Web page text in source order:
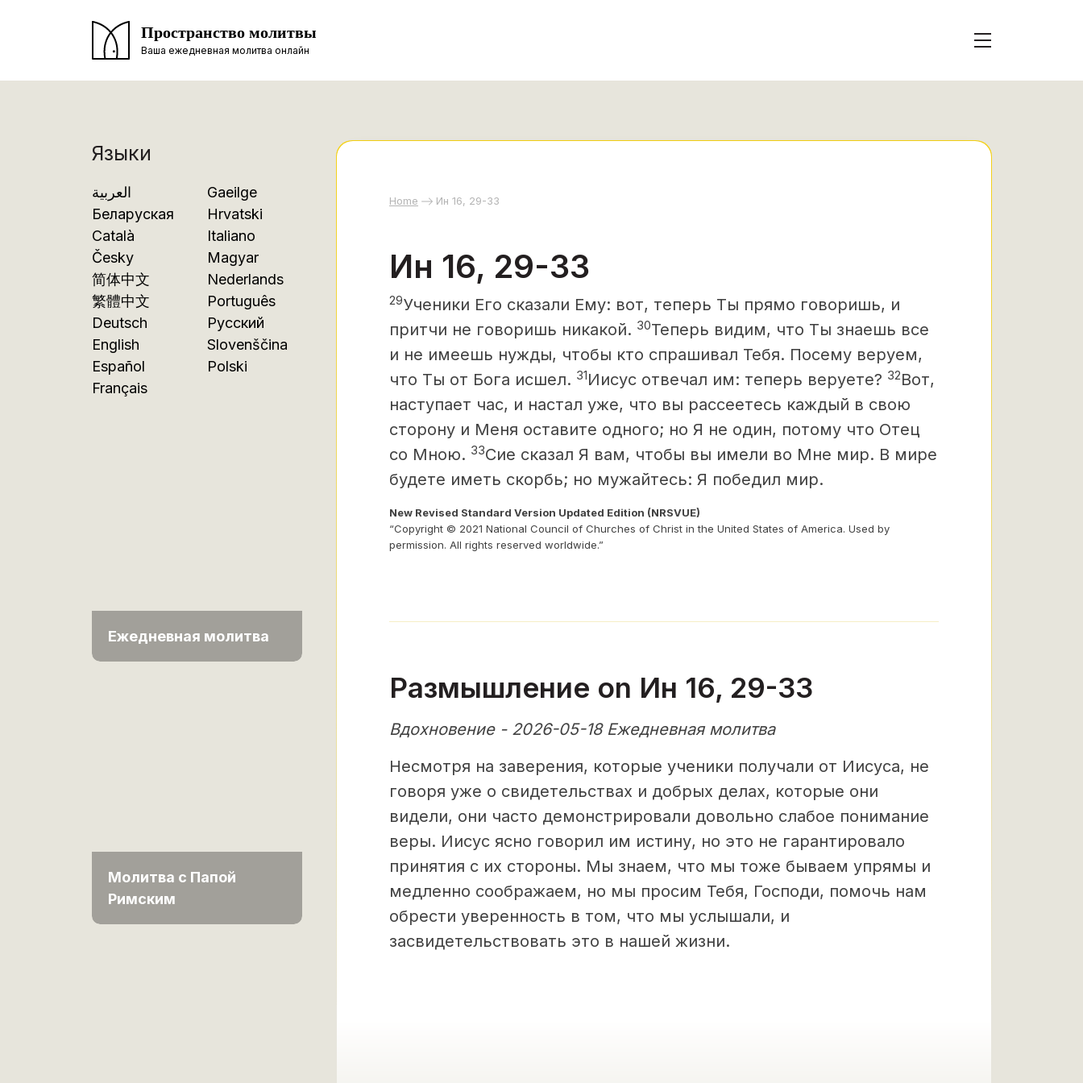
Пространство молитвы
Ваша ежедневная молитва онлайн
Языки
العربية
Беларуская
Català
Česky
简体中文
繁體中文
Deutsch
English
Español
Français
Gaeilge
Hrvatski
Italiano
Magyar
Nederlands
Português
Русский
Slovenščina
Polski
Ежедневная молитва
Молитва с Папой
Римским
Home Ин 16, 29-33
Ин 16, 29-33
29Ученики Его сказали Ему: вот, теперь Ты прямо говоришь, и
притчи не говоришь никакой. 30Теперь видим, что Ты знаешь все
и не имеешь нужды, чтобы кто спрашивал Тебя. Посему веруем,
что Ты от Бога исшел. 31Иисус отвечал им: теперь веруете? 32Вот,
наступает час, и настал уже, что вы рассеетесь каждый в свою
сторону и Меня оставите одного; но Я не один, потому что Отец
со Мною. 33Сие сказал Я вам, чтобы вы имели во Мне мир. В мире
будете иметь скорбь; но мужайтесь: Я победил мир.
New Revised Standard Version Updated Edition (NRSVUE)
“Copyright © 2021 National Council of Churches of Christ in the United States of America. Used by
permission. All rights reserved worldwide.”
Размышление on Ин 16, 29-33
Вдохновение - 2026-05-18 Ежедневная молитва
Несмотря на заверения, которые ученики получали от Иисуса, не
говоря уже о свидетельствах и добрых делах, которые они
видели, они часто демонстрировали довольно слабое понимание
веры. Иисус ясно говорил им истину, но это не гарантировало
принятия с их стороны. Мы знаем, что мы тоже бываем упрямы и
медленно соображаем, но мы просим Тебя, Господи, помочь нам
обрести уверенность в том, что мы услышали, и
засвидетельствовать это в нашей жизни.